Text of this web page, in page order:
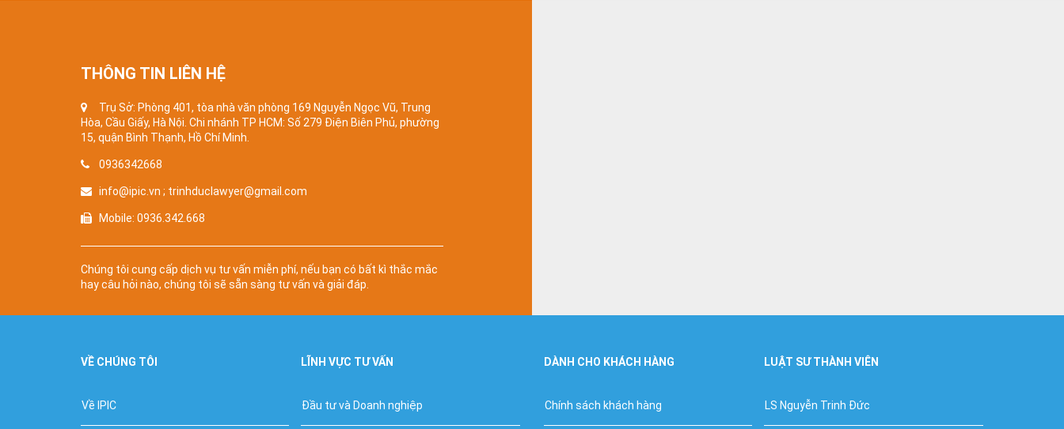
THÔNG TIN LIÊN HỆ
Trụ Sở: Phòng 401, tòa nhà văn phòng 169 Nguyễn Ngọc Vũ, Trung
Hòa, Cầu Giấy, Hà Nội. Chi nhánh TP HCM: Số 279 Điện Biên Phủ, phường
15, quận Bình Thạnh, Hồ Chí Minh.
0936342668
info@ipic.vn ; trinhduclawyer@gmail.com
Mobile: 0936.342.668
Chúng tôi cung cấp dịch vụ tư vấn miễn phí, nếu bạn có bất kì thắc mắc
hay câu hỏi nào, chúng tôi sẽ sẵn sàng tư vấn và giải đáp.
VỀ CHÚNG TÔI
Về IPIC
LĨNH VỰC TƯ VẤN
Đầu tư và Doanh nghiệp
DÀNH CHO KHÁCH HÀNG
Chính sách khách hàng
LUẬT SƯ THÀNH VIÊN
LS Nguyễn Trinh Đức